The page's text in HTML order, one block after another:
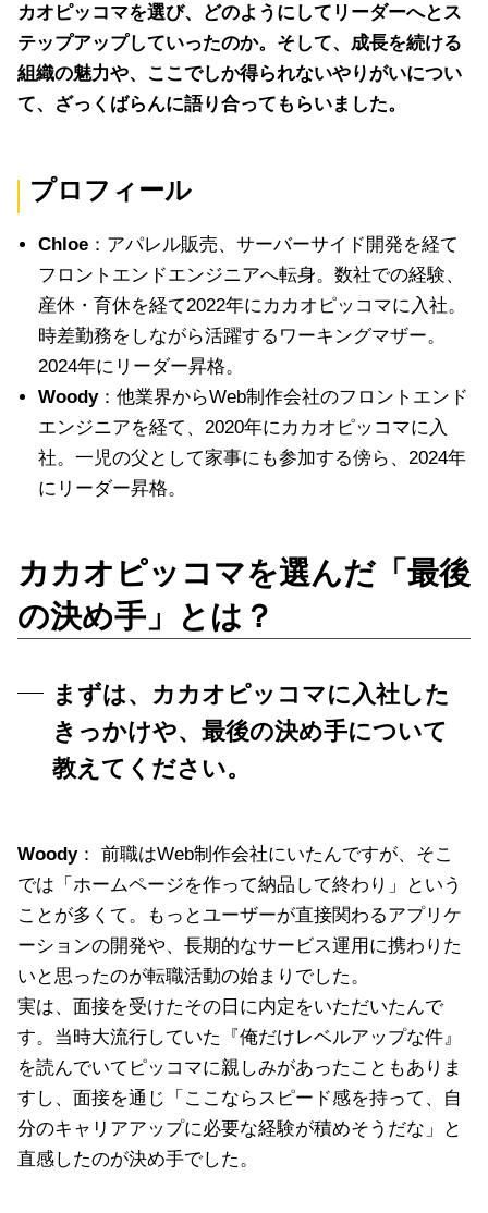
カオピッコマを選び、どのようにしてリーダーへとス
テップアップしていったのか。そして、成長を続ける
組織の魅力や、ここでしか得られないやりがいについ
て、ざっくばらんに語り合ってもらいました。
プロフィール
Chloe ：アパレル販売、サーバーサイド開発を経て
フロントエンドエンジニアへ転身。数社での経験、
産休・育休を経て2022年にカカオピッコマに入社。
時差勤務をしながら活躍するワーキングマザー。
2024年にリーダー昇格。
Woody：他業界からWeb制作会社のフロントエンド
エンジニアを経て、2020年にカカオピッコマに入
社。一児の父として家事にも参加する傍ら、2024年
にリーダー昇格。
カカオピッコマを選んだ「最後
の決め手」とは？
まずは、カカオピッコマに入社した
きっかけや、最後の決め手について
教えてください。
Woody： 前職はWeb制作会社にいたんですが、そこ
では「ホームページを作って納品して終わり」という
ことが多くて。もっとユーザーが直接関わるアプリケ
ーションの開発や、長期的なサービス運用に携わりた
いと思ったのが転職活動の始まりでした。
実は、面接を受けたその日に内定をいただいたんで
す。当時大流行していた『俺だけレベルアップな件』
を読んでいてピッコマに親しみがあったこともありま
すし、面接を通じ「ここならスピード感を持って、自
分のキャリアアップに必要な経験が積めそうだな」と
直感したのが決め手でした。